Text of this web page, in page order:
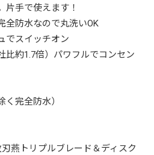
片手で使えます！
全防水なので丸洗いOK
でスイッチオン
比約1.7倍）パワフルでコンセン
く完全防水）
燕トリプルブレード＆ディスク